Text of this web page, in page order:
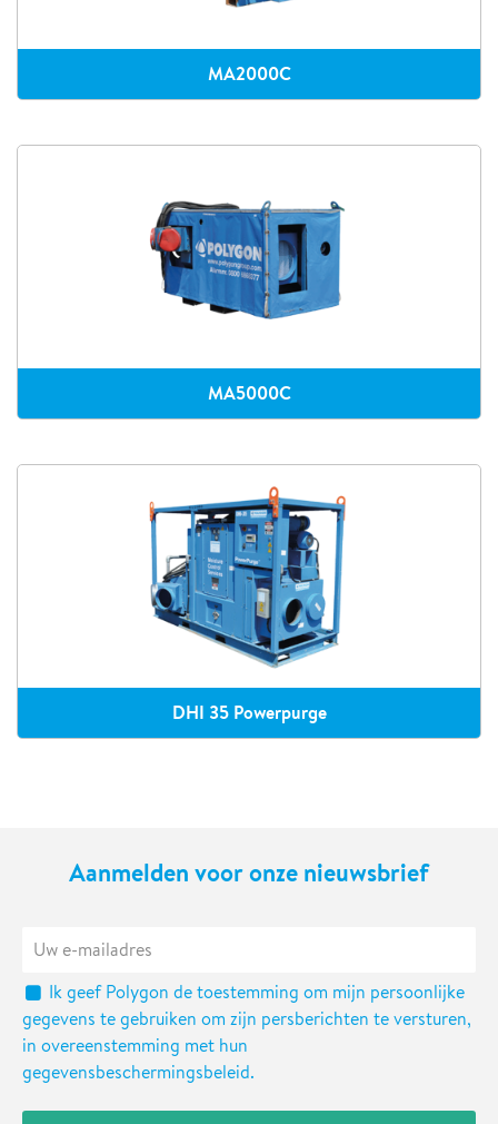
MA2000C
MA5000C
DHI 35 Powerpurge
Aanmelden voor onze nieuwsbrief
Ik geef Polygon de toestemming om mijn persoonlijke
gegevens te gebruiken om zijn persberichten te versturen,
in overeenstemming met hun
gegevensbeschermingsbeleid.